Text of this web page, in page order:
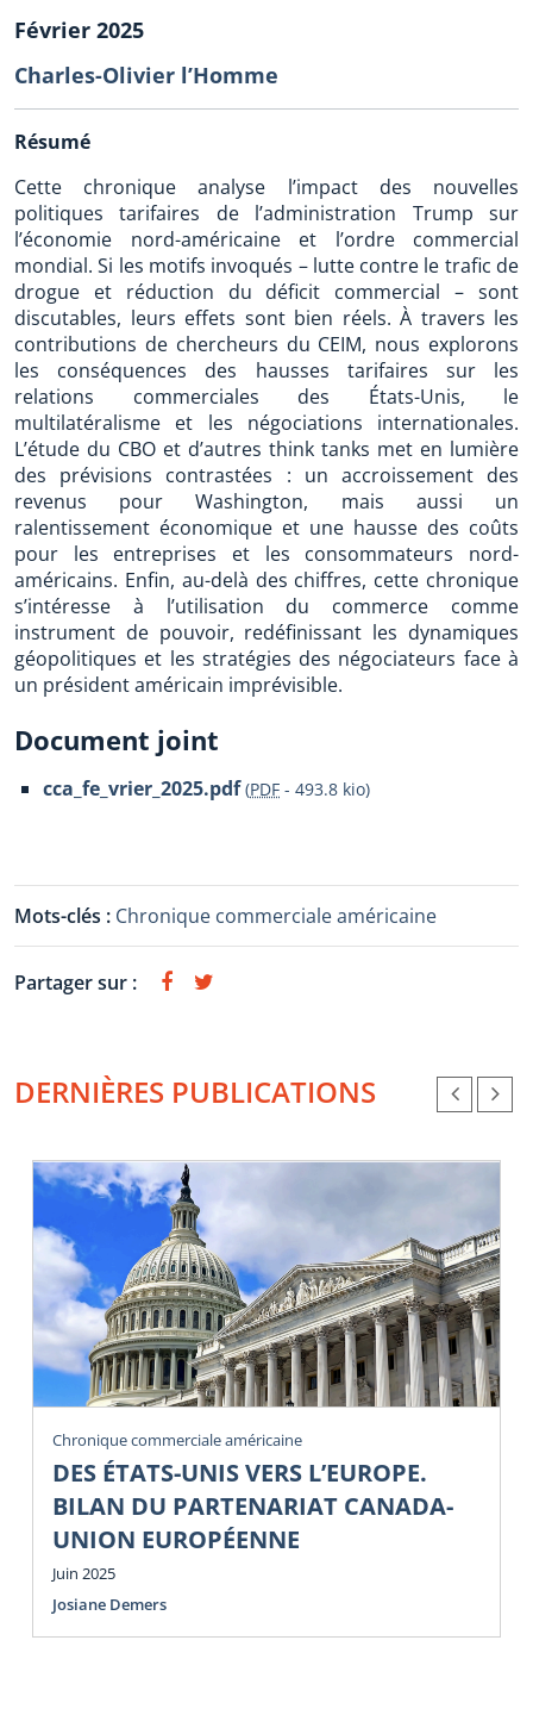
Février 2025
Charles-Olivier l’Homme
Résumé
Cette chronique analyse l’impact des nouvelles
politiques tarifaires de l’administration Trump sur
l’économie nord-américaine et l’ordre commercial
mondial. Si les motifs invoqués – lutte contre le trafic de
drogue et réduction du déficit commercial – sont
discutables, leurs effets sont bien réels. À travers les
contributions de chercheurs du CEIM, nous explorons
les conséquences des hausses tarifaires sur les
relations commerciales des États-Unis, le
multilatéralisme et les négociations internationales.
L’étude du CBO et d’autres think tanks met en lumière
des prévisions contrastées : un accroissement des
revenus pour Washington, mais aussi un
ralentissement économique et une hausse des coûts
pour les entreprises et les consommateurs nord-
américains. Enfin, au-delà des chiffres, cette chronique
s’intéresse à l’utilisation du commerce comme
instrument de pouvoir, redéfinissant les dynamiques
géopolitiques et les stratégies des négociateurs face à
un président américain imprévisible.
Document joint
cca_fe_vrier_2025.pdf (PDF - 493.8 kio)
Mots-clés : Chronique commerciale américaine
Partager sur :
DERNIÈRES PUBLICATIONS
Chronique commerciale américaine
DES ÉTATS-UNIS VERS L’EUROPE.
BILAN DU PARTENARIAT CANADA-
UNION EUROPÉENNE
Juin 2025
Josiane Demers